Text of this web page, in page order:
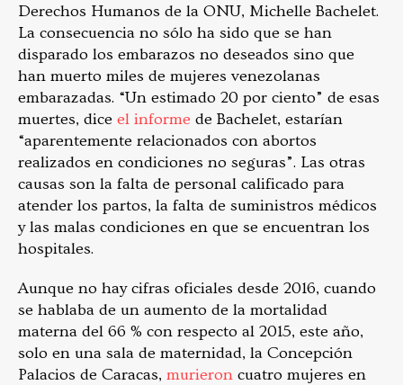
Derechos Humanos de la ONU, Michelle Bachelet.
La consecuencia no sólo ha sido que se han
disparado los embarazos no deseados sino que
han muerto miles de mujeres venezolanas
embarazadas. “Un estimado 20 por ciento” de esas
muertes, dice el informe de Bachelet, estarían
“aparentemente relacionados con abortos
realizados en condiciones no seguras”. Las otras
causas son la falta de personal calificado para
atender los partos, la falta de suministros médicos
y las malas condiciones en que se encuentran los
hospitales.
Aunque no hay cifras oficiales desde 2016, cuando
se hablaba de un aumento de la mortalidad
materna del 66 % con respecto al 2015, este año,
solo en una sala de maternidad, la Concepción
Palacios de Caracas, murieron cuatro mujeres en